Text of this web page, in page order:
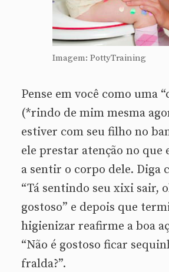
Imagem: PottyTraining
Pense em você como uma
(*rindo de mim mesma
estiver com seu filho no
ele prestar atenção no que
a sentir o corpo dele. Diga
“Tá sentindo seu xixi sair,
gostoso” e depois que
higienizar reafirme a boa
“Não é gostoso ficar
fralda?”.